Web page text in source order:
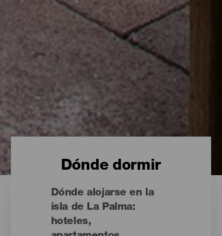
Dónde dormir
Dónde alojarse en la
isla de La Palma:
hoteles,